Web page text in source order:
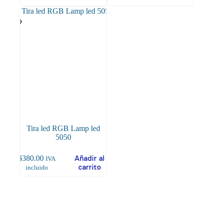
Tira led RGB Lamp led
5050
$380.00 IVA
incluido
Añadir al
carrito